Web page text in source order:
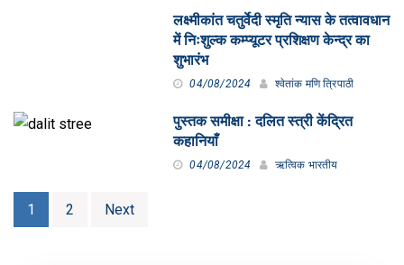
लक्ष्मीकांत चतुर्वेदी स्मृति न्यास के तत्वावधान
में निःशुल्क कम्प्यूटर प्रशिक्षण केन्द्र का
शुभारंभ
04/08/2024 श्वेतांक मणि त्रिपाठी
पुस्तक समीक्षा : दलित स्त्री केंद्रित
कहानियाँ
04/08/2024 ऋत्विक भारतीय
Posts
1 2 Next